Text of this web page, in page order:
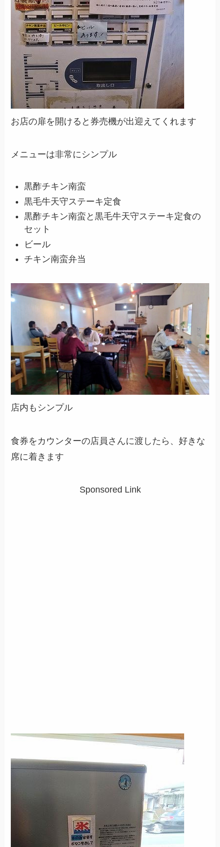
お店の扉を開けると券売機が出迎えてくれます
メニューは非常にシンプル
黒酢チキン南蛮
黒毛牛天守ステーキ定食
黒酢チキン南蛮と黒毛牛天守ステーキ定食の
セット
ビール
チキン南蛮弁当
店内もシンプル
食券をカウンターの店員さんに渡したら、好きな
席に着きます
Sponsored Link